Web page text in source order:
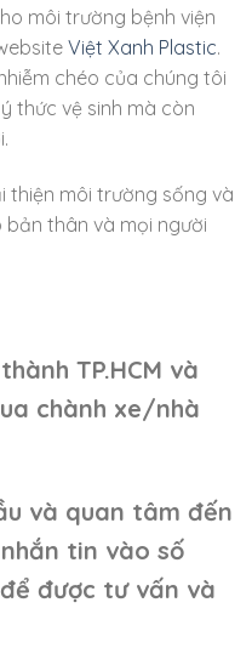
môi trường bệnh viện
Việt Xanh Plastic.
chéo của chúng tôi
thức vệ sinh mà còn
môi trường sống và
thân và mọi người
TP.HCM và
chành xe/nhà
và quan tâm đến
tin vào số
được tư vấn và